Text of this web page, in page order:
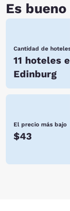
Es
Cantidad de
11 hoteles
Edinburg
El precio más bajo
$43